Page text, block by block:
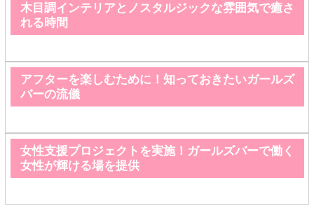
木目調インテリアとノスタルジックな雰囲気で癒さ
れる時間
アフターを楽しむために！知っておきたいガールズ
バーの流儀
女性支援プロジェクトを実施！ガールズバーで働く
女性が輝ける場を提供